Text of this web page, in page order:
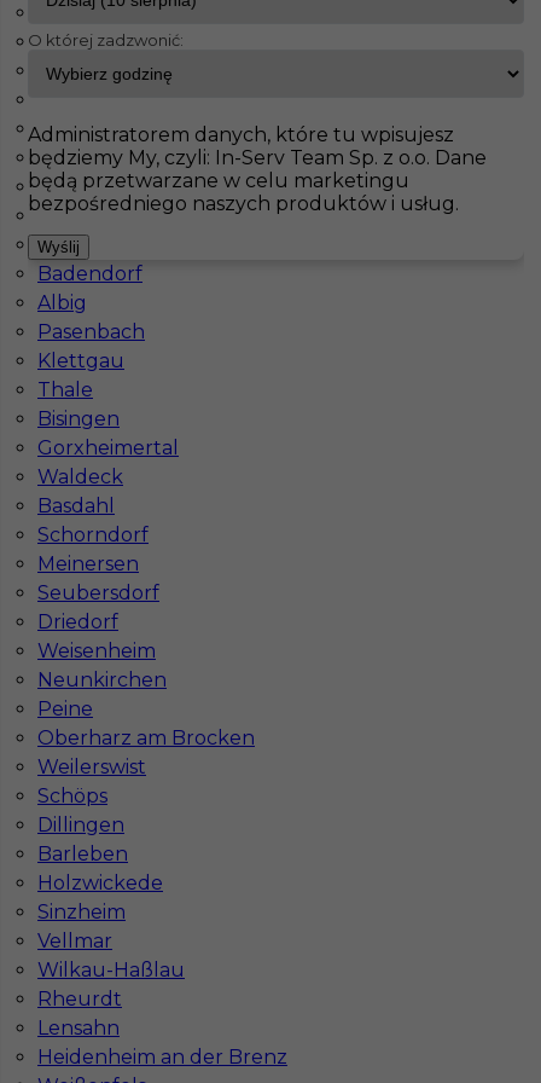
InServ Oferty pracy
Pokaż filtr
Fürstenfeldbruck
Bad Schmiedeberg
Jahnatal
Ecklak
Brieselang
Langerringen
Maintal
Haiterbach
Badendorf
Albig
Pasenbach
Klettgau
Thale
Bisingen
Gorxheimertal
Waldeck
Basdahl
Schorndorf
Meinersen
Seubersdorf
Driedorf
Weisenheim
Neunkirchen
Peine
Oberharz am Brocken
Weilerswist
Schöps
Dillingen
Barleben
Holzwickede
Sinzheim
Vellmar
Wilkau-Haßlau
Rheurdt
Lensahn
Heidenheim an der Brenz
Tynkarz maszynowy praca bez języka Niemcy
Kategoria Prace budowlane
Lokalizacja Niemcy
Wymagane języki
Stawka 16 - 18 € / h
1
Znaleziono 1 wyników
Jak znaleźć pracę za granicą?
Czy praca Niemcy na budowie nadal się
opłaca przy obecnych kosztach życia?
O której zadzwonić:
Administratorem danych, które tu wpisujesz
będziemy My, czyli: In-Serv Team Sp. z o.o. Dane
będą przetwarzane w celu marketingu
bezpośredniego naszych produktów i usług.
Wyślij